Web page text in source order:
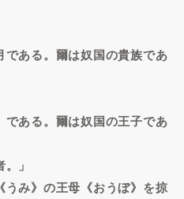
である。爾は奴国の貴族であ
である。爾は奴国の王子であ
」
うみ》の王母《おうぼ》を掠